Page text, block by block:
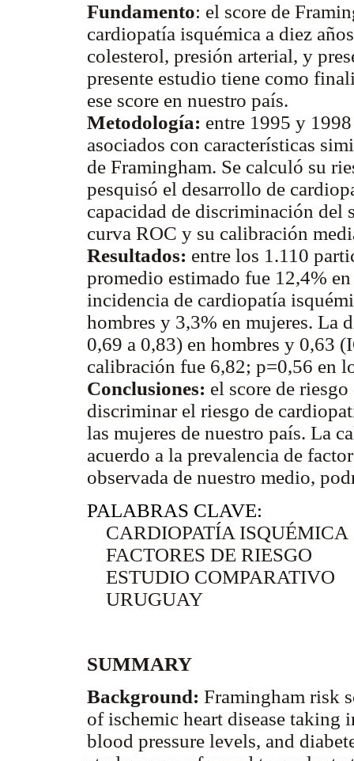
Fundamento: el score de
cardiopatía isquémica a diez
colesterol, presión arterial, y
presente estudio tiene como
ese score en nuestro país.
Metodología: entre 1995 y
asociados con características
de Framingham. Se calculó su
pesquisó el desarrollo de
capacidad de discriminación del
curva ROC y su calibración
Resultados: entre los 1.110
promedio estimado fue 12,4%
incidencia de cardiopatía
hombres y 3,3% en mujeres. La
0,69 a 0,83) en hombres y 0,63
calibración fue 6,82; p=0,56 en
Conclusiones: el score de
discriminar el riesgo de
las mujeres de nuestro país. La
acuerdo a la prevalencia de
observada de nuestro medio,
PALABRAS CLAVE:
CARDIOPATÍA ISQUÉMICA
FACTORES DE RIESGO
ESTUDIO COMPARATIVO
URUGUAY
SUMMARY
Background: Framingham risk
of ischemic heart disease taking
blood pressure levels, and